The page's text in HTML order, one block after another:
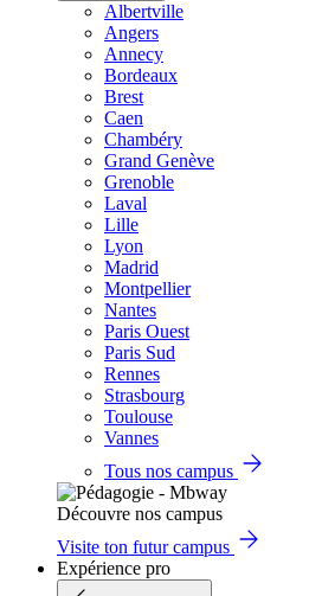
Albertville
Angers
Annecy
Bordeaux
Brest
Caen
Chambéry
Grand Genève
Grenoble
Laval
Lille
Lyon
Madrid
Montpellier
Nantes
Paris Ouest
Paris Sud
Rennes
Strasbourg
Toulouse
Vannes
Tous nos campus
Découvre nos campus
Visite ton futur campus
Expérience pro